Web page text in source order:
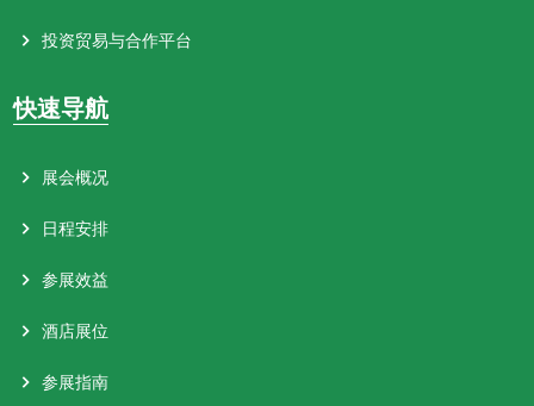
投资贸易与合作平台
快速导航
展会概况
日程安排
参展效益
酒店展位
参展指南